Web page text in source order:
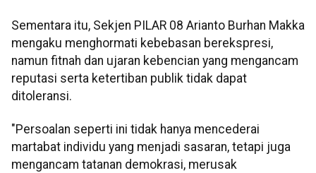
Sementara itu, Sekjen PILAR 08 Arianto Burhan Makka
mengaku menghormati kebebasan berekspresi,
namun fitnah dan ujaran kebencian yang mengancam
reputasi serta ketertiban publik tidak dapat
ditoleransi.
"Persoalan seperti ini tidak hanya mencederai
martabat individu yang menjadi sasaran, tetapi juga
mengancam tatanan demokrasi, merusak